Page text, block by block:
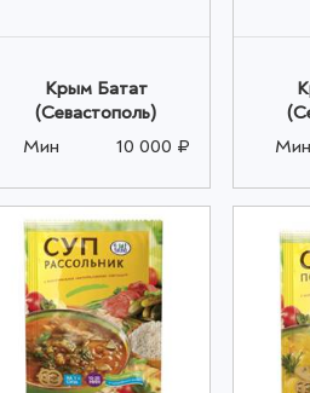
Крым Батат
(Севастополь)
Мин
10 000 ₽
Мин